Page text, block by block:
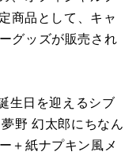
商品として、キャ
グッズが販売され
生日を迎えるシブ
野 幻太郎にちなん
＋紙ナプキン風メ